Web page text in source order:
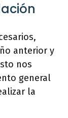
anterior y
nos
general
la